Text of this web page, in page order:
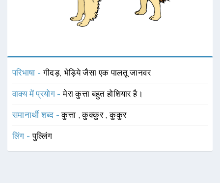
परिभाषा -गीदड़, भेड़िये जैसा एक पालतू जानवर
वाक्य में प्रयोग -मेरा कुत्ता बहुत होशियार है।
समानार्थी शब्द -कुत्ता ,कुक्कुर ,कुकुर
लिंग -पुल्लिंग